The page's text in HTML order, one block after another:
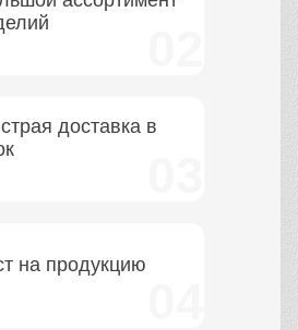
доставка в
на продукцию